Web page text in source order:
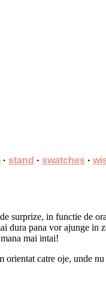
· stand · swatches ·
surprize, in functie de
dura pana vor ajunge
mai intai!
catre oje, unde